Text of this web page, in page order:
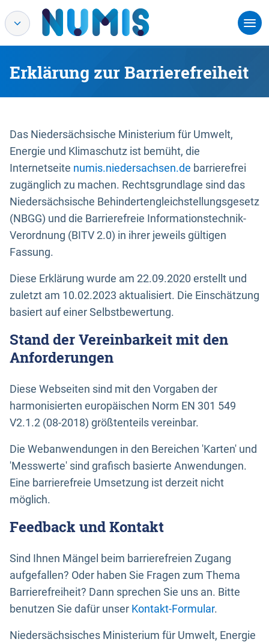
Erklärung zur Barrierefreiheit
Das Niedersächsische Ministerium für Umwelt,
Energie und Klimaschutz ist bemüht, die
Internetseite numis.niedersachsen.de barrierefrei
zugänglich zu machen. Rechtsgrundlage sind das
Niedersächsische Behindertengleichstellungsgesetz
(NBGG) und die Barrierefreie Informationstechnik-
Verordnung (BITV 2.0) in ihrer jeweils gültigen
Fassung.
Diese Erklärung wurde am 22.09.2020 erstellt und
zuletzt am 10.02.2023 aktualisiert. Die Einschätzung
basiert auf einer Selbstbewertung.
Stand der Vereinbarkeit mit den
Anforderungen
Diese Webseiten sind mit den Vorgaben der
harmonisierten europäischen Norm EN 301 549
V2.1.2 (08-2018) größtenteils vereinbar.
Die Webanwendungen in den Bereichen 'Karten' und
'Messwerte' sind grafisch basierte Anwendungen.
Eine barrierefreie Umsetzung ist derzeit nicht
möglich.
Feedback und Kontakt
Sind Ihnen Mängel beim barrierefreien Zugang
aufgefallen? Oder haben Sie Fragen zum Thema
Barrierefreiheit? Dann sprechen Sie uns an. Bitte
benutzen Sie dafür unser Kontakt-Formular.
Niedersächsisches Ministerium für Umwelt, Energie